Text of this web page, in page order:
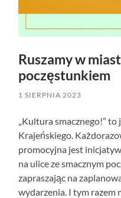
Ruszamy w
poczęstunkiem
1 SIERPNIA 2023
„Kultura smacznego!”
Krajeńskiego.
promocyjna jest
na ulice ze smacznym
zapraszając na
wydarzenia. I tym razem